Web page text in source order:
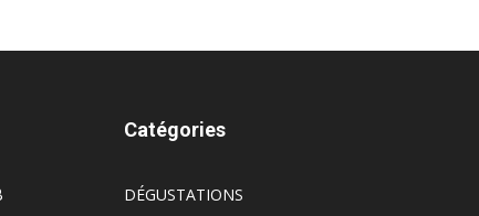
Catégories
DÉGUSTATIONS